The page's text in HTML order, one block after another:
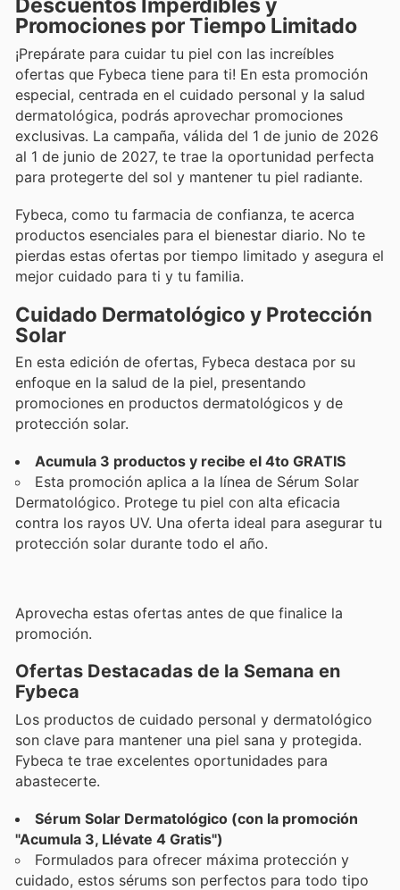
Descuentos Imperdibles y
Promociones por Tiempo Limitado
¡Prepárate para cuidar tu piel con las increíbles
ofertas que Fybeca tiene para ti! En esta promoción
especial, centrada en el cuidado personal y la salud
dermatológica, podrás aprovechar promociones
exclusivas. La campaña, válida del 1 de junio de 2026
al 1 de junio de 2027, te trae la oportunidad perfecta
para protegerte del sol y mantener tu piel radiante.
Fybeca, como tu farmacia de confianza, te acerca
productos esenciales para el bienestar diario. No te
pierdas estas ofertas por tiempo limitado y asegura el
mejor cuidado para ti y tu familia.
Cuidado Dermatológico y Protección
Solar
En esta edición de ofertas, Fybeca destaca por su
enfoque en la salud de la piel, presentando
promociones en productos dermatológicos y de
protección solar.
Acumula 3 productos y recibe el 4to GRATIS
Esta promoción aplica a la línea de Sérum Solar
Dermatológico. Protege tu piel con alta eficacia
contra los rayos UV. Una oferta ideal para asegurar tu
protección solar durante todo el año.
Aprovecha estas ofertas antes de que finalice la
promoción.
Ofertas Destacadas de la Semana en
Fybeca
Los productos de cuidado personal y dermatológico
son clave para mantener una piel sana y protegida.
Fybeca te trae excelentes oportunidades para
abastecerte.
Sérum Solar Dermatológico (con la promoción
"Acumula 3, Llévate 4 Gratis")
Formulados para ofrecer máxima protección y
cuidado, estos sérums son perfectos para todo tipo